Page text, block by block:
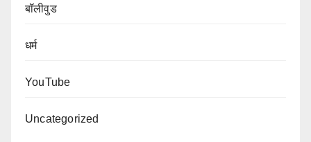
बॉलीवुड
धर्म
YouTube
Uncategorized